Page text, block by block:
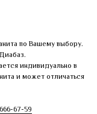
по Вашему выбору.
индивидуально в
и может отличаться
67-59